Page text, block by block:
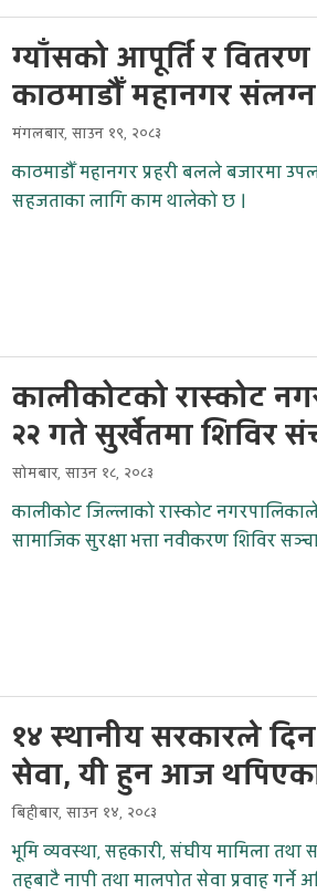
ग्याँसको आपूर्ति र
काठमाडौँ महानगर
मंगलबार, साउन १९, २०८३
काठमाडौँ महानगर प्रहरी बलले बजारमा
सहजताका लागि काम थालेको छ ।
कालीकोटको रास्कोट
२२ गते सुर्खेतमा शिविर
सोमबार, साउन १८, २०८३
कालीकोट जिल्लाको रास्कोट
सामाजिक सुरक्षा भत्ता नवीकरण शिविर
१४ स्थानीय सरकारले
सेवा, यी हुन आज
बिहीबार, साउन १४, २०८३
भूमि व्यवस्था, सहकारी, संघीय मामिला तथा
तहबाटै नापी तथा मालपोत सेवा प्रवाह गर्ने